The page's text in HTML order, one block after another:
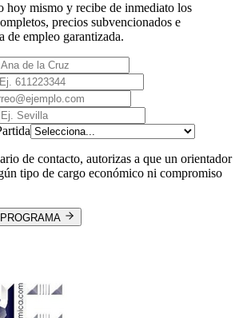
hoy mismo y recibe de inmediato los
precios subvencionados e
de empleo garantizada.
de contacto, autorizas a que un orientador
tipo de cargo económico ni compromiso